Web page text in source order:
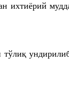
ихтиёрий
тўлиқ